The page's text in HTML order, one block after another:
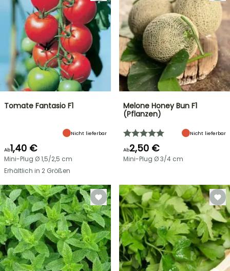
Tomate Fantasio F1
Nicht lieferbar
Ab1,40 €
Mini-Plug Ø 1,5/2,5 cm
Erhältlich in 2 Größen
Melone Honey Bun F1
(Pflanzen)
Nicht lieferbar
Ab2,50 €
Mini-Plug Ø 3/4 cm